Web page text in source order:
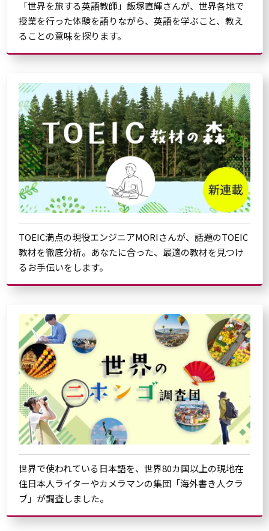
「世界を旅する英語教師」飯塚直輝さんが、世界各地で
授業を行った体験を語りながら、英語を学ぶこと、教え
ることの意味を探ります。
TOEIC満点の現役エンジニアMORIさんが、話題のTOEIC
教材を徹底分析。あなたに合った、最適の教材を見つけ
るお手伝いをします。
世界で使われている日本語を、世界80カ国以上の現地在
住日本人ライターやカメラマンの集団「海外書き人クラ
ブ」が調査しました。